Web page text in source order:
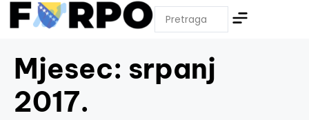
Mjesec: srpanj
2017.